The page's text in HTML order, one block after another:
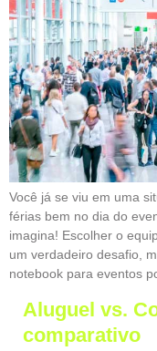
Você já se viu em uma
férias bem no dia do
imagina! Escolher o
um verdadeiro desafio,
notebook para eventos
Aluguel vs.
comparativo